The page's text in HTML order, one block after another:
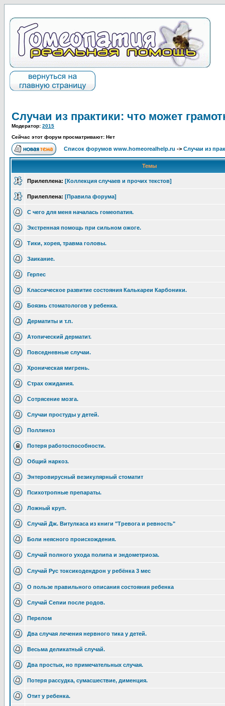
Случаи из практики: что может
Модератор: 2015
Сейчас этот форум просматривают: Нет
Список форумов www.homeorealhelp.ru -> Случаи из
Темы
Прилеплена: [Коллекция случаев и прочих текстов]
Прилеплена: [Правила форума]
С чего для меня началась гомеопатия.
Экстренная помощь при сильном ожоге.
Тики, хорея, травма головы.
Заикание.
Герпес
Классическое развитие состояния Калькареи Карбоники.
Боязнь стоматологов у ребенка.
Дерматиты и т.п.
Атопический дерматит.
Повседневные случаи.
Хроническая мигрень.
Страх ожидания.
Сотрясение мозга.
Случаи простуды у детей.
Поллиноз
Потеря работоспособности.
Общий наркоз.
Энтеровирусный везикулярный стоматит
Психотропные препараты.
Ложный круп.
Случай Дж. Витулкаса из книги "Тревога и ревность"
Боли неясного происхождения.
Случай полного ухода полипа и эндометриоза.
Случай Рус токсикодендрон у ребёнка 3 мес
О пользе правильного описания состояния ребенка
Случай Сепии после родов.
Перелом
Два случая лечения нервного тика у детей.
Весьма деликатный случай.
Два простых, но примечательных случая.
Потеря рассудка, сумасшествие, дименция.
Отит у ребенка.